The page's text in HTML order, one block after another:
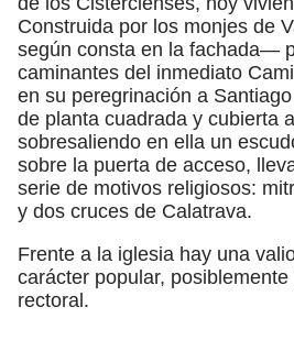
Construida por los monjes de
según consta en la fachada—
caminantes del inmediato
en su peregrinación a
de planta cuadrada y cubierta
sobresaliendo en ella un
sobre la puerta de acceso,
serie de motivos religiosos:
y dos cruces de Calatrava.
Frente a la iglesia hay una
carácter popular,
rectoral.